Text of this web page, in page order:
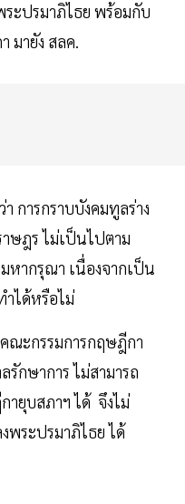
ะปรมาภิไธย พร้อมกับ
มายัง สลค.
การกราบบังคมทูลร่าง
ษฎร ไม่เป็นไปตาม
หากรุณา เนื่องจากเป็น
ำได้หรือไม่
ณะกรรมการกฤษฎีกา
รักษาการ ไม่สามารถ
ายุบสภาฯ ได้ จึงไม่
พระปรมาภิไธย ได้